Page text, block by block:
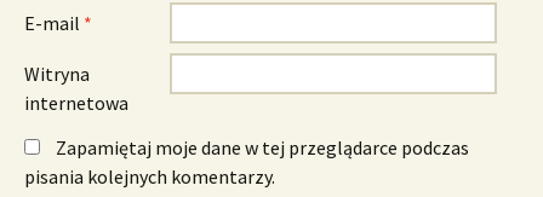
E-mail *
Witryna
internetowa
Zapamiętaj moje dane w tej przeglądarce podczas
pisania kolejnych komentarzy.